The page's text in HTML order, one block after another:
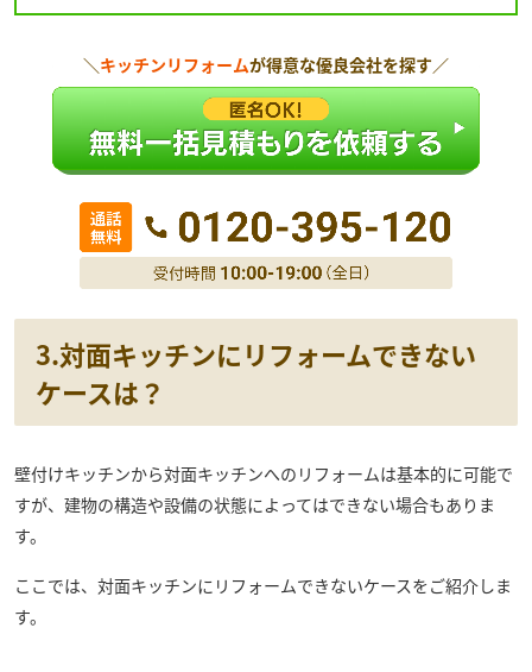
＼キッチンリフォームが得意な優良会社を探す／
3.対面キッチンにリフォームできない
ケースは？
壁付けキッチンから対面キッチンへのリフォームは基本的に可能で
すが、建物の構造や設備の状態によってはできない場合もありま
す。
ここでは、対面キッチンにリフォームできないケースをご紹介しま
す。